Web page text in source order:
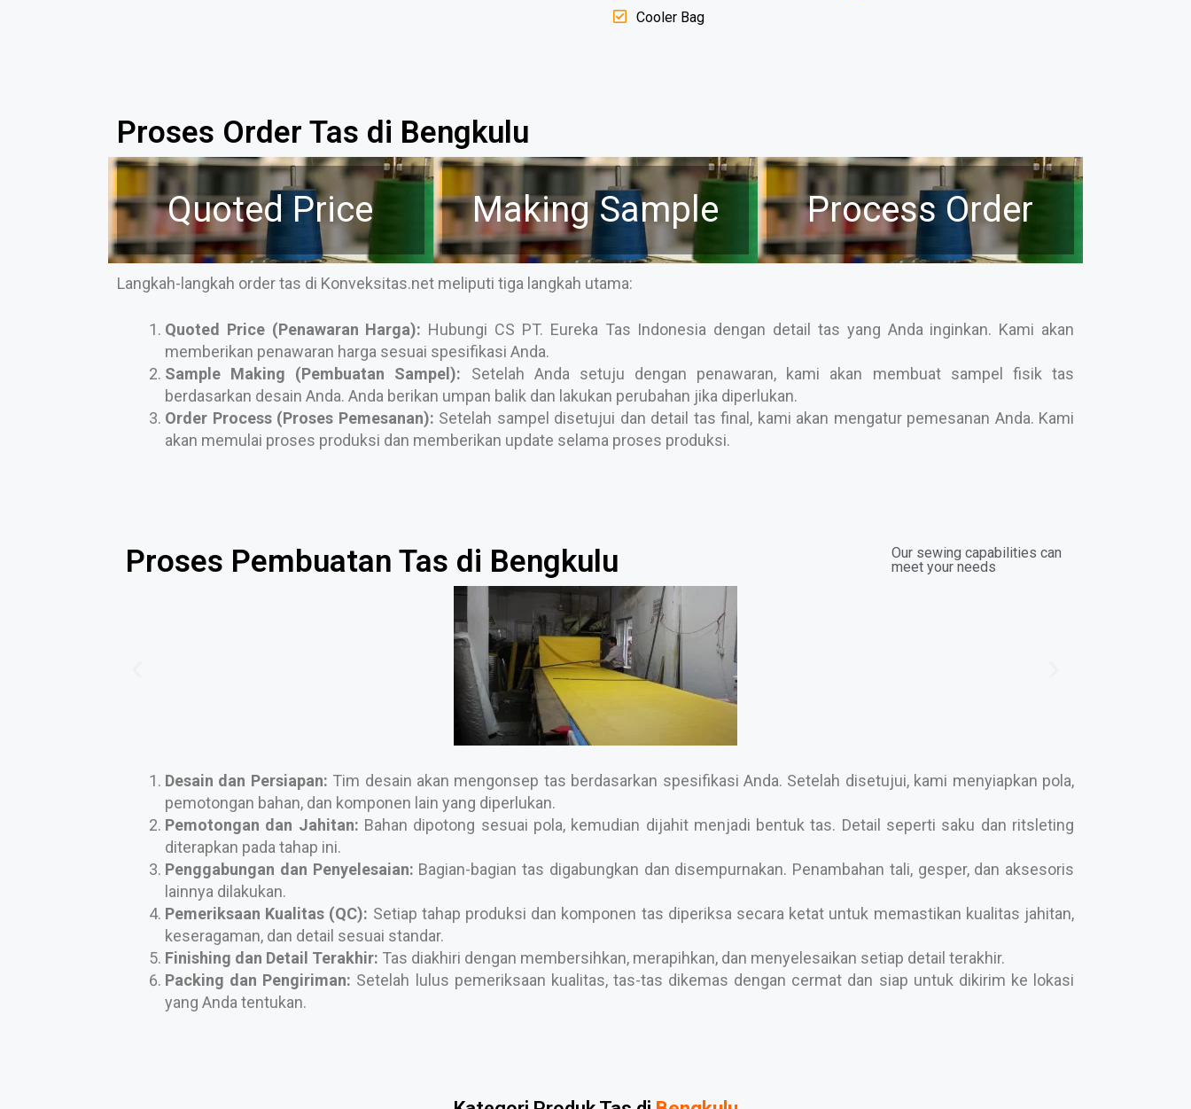
Cooler Bag
Proses Order Tas di Bengkulu
Quoted Price Making Sample Process Order
Langkah-langkah order tas di Konveksitas.net meliputi tiga langkah utama:
Quoted Price (Penawaran Harga): Hubungi CS PT. Eureka Tas Indonesia dengan detail tas yang Anda inginkan. Kami akan
memberikan penawaran harga sesuai spesifikasi Anda.
Sample Making (Pembuatan Sampel): Setelah Anda setuju dengan penawaran, kami akan membuat sampel fisik tas
berdasarkan desain Anda. Anda berikan umpan balik dan lakukan perubahan jika diperlukan.
Order Process (Proses Pemesanan): Setelah sampel disetujui dan detail tas final, kami akan mengatur pemesanan Anda. Kami
akan memulai proses produksi dan memberikan update selama proses produksi.
Proses Pembuatan Tas di Bengkulu
Our sewing capabilities can
meet your needs
Desain dan Persiapan: Tim desain akan mengonsep tas berdasarkan spesifikasi Anda. Setelah disetujui, kami menyiapkan pola,
pemotongan bahan, dan komponen lain yang diperlukan.
Pemotongan dan Jahitan: Bahan dipotong sesuai pola, kemudian dijahit menjadi bentuk tas. Detail seperti saku dan ritsleting
diterapkan pada tahap ini.
Penggabungan dan Penyelesaian: Bagian-bagian tas digabungkan dan disempurnakan. Penambahan tali, gesper, dan aksesoris
lainnya dilakukan.
Pemeriksaan Kualitas (QC): Setiap tahap produksi dan komponen tas diperiksa secara ketat untuk memastikan kualitas jahitan,
keseragaman, dan detail sesuai standar.
Finishing dan Detail Terakhir: Tas diakhiri dengan membersihkan, merapihkan, dan menyelesaikan setiap detail terakhir.
Packing dan Pengiriman: Setelah lulus pemeriksaan kualitas, tas-tas dikemas dengan cermat dan siap untuk dikirim ke lokasi
yang Anda tentukan.